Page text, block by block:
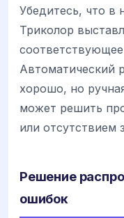
Убедитесь, что в
Триколор
Автоматический
хорошо, но
может решить
или отсутствием
Решение
ошибок